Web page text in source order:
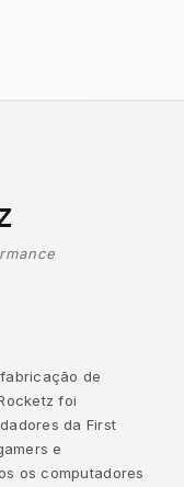
de
foi
da First
e
os computadores